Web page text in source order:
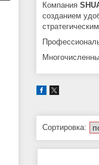
Компания
созданием